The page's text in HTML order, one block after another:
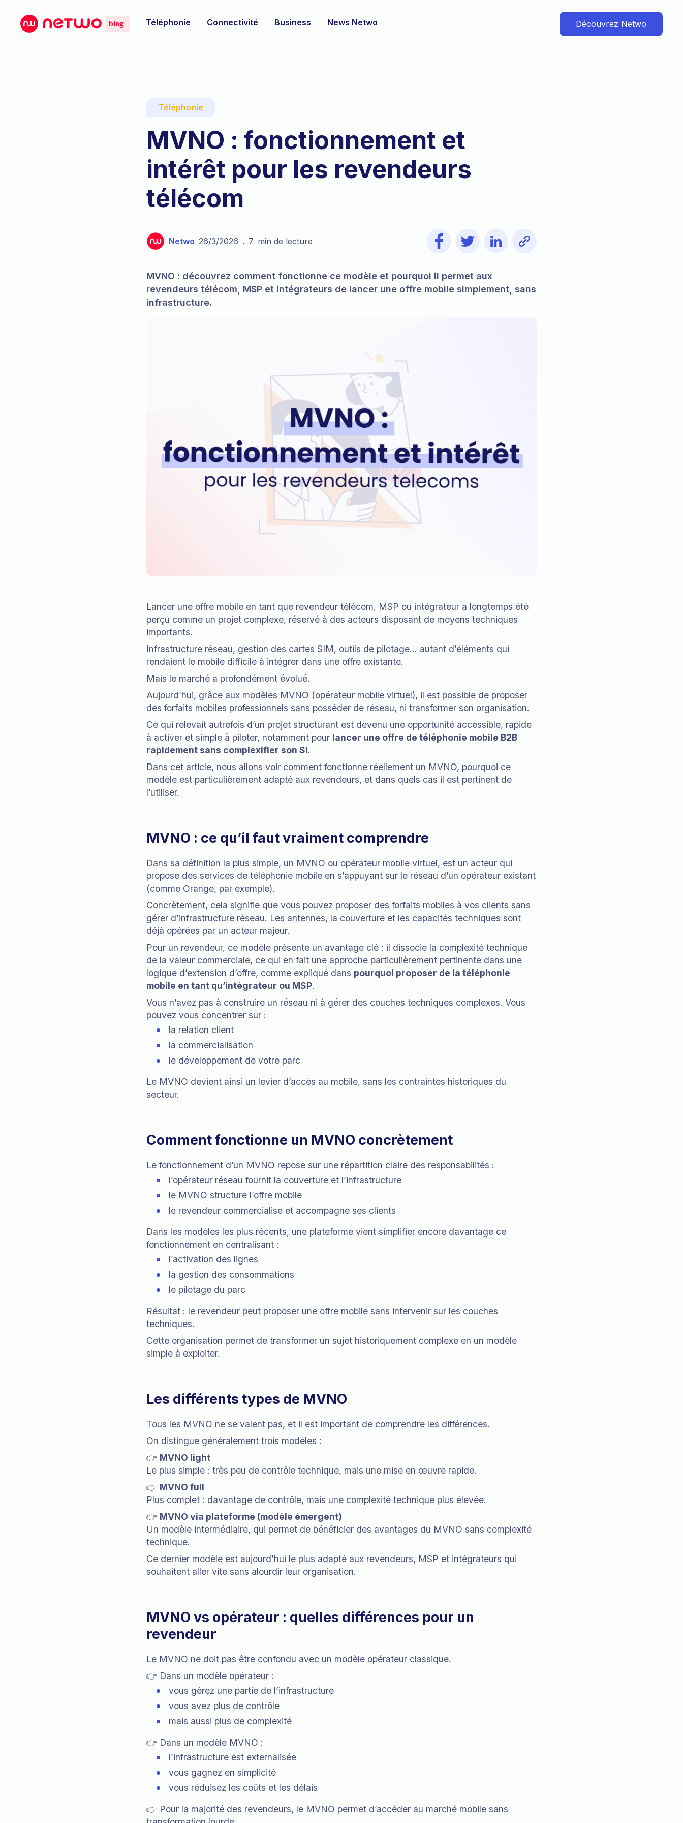
Téléphonie Connectivité Business News Netwo Découvrez Netwo
Téléphonie
MVNO : fonctionnement et
intérêt pour les revendeurs
télécom
Netwo 26/3/2026 . 7 min de lecture
MVNO : découvrez comment fonctionne ce modèle et pourquoi il permet aux
revendeurs télécom, MSP et intégrateurs de lancer une offre mobile simplement, sans
infrastructure.
Lancer une offre mobile en tant que revendeur télécom, MSP ou intégrateur a longtemps été
perçu comme un projet complexe, réservé à des acteurs disposant de moyens techniques
importants.
Infrastructure réseau, gestion des cartes SIM, outils de pilotage… autant d’éléments qui
rendaient le mobile difficile à intégrer dans une offre existante.
Mais le marché a profondément évolué.
Aujourd’hui, grâce aux modèles MVNO (opérateur mobile virtuel), il est possible de proposer
des forfaits mobiles professionnels sans posséder de réseau, ni transformer son organisation.
Ce qui relevait autrefois d’un projet structurant est devenu une opportunité accessible, rapide
à activer et simple à piloter, notamment pour lancer une offre de téléphonie mobile B2B
rapidement sans complexifier son SI.
Dans cet article, nous allons voir comment fonctionne réellement un MVNO, pourquoi ce
modèle est particulièrement adapté aux revendeurs, et dans quels cas il est pertinent de
l’utiliser.
MVNO : ce qu’il faut vraiment comprendre
Dans sa définition la plus simple, un MVNO ou opérateur mobile virtuel, est un acteur qui
propose des services de téléphonie mobile en s’appuyant sur le réseau d’un opérateur existant
(comme Orange, par exemple).
Concrètement, cela signifie que vous pouvez proposer des forfaits mobiles à vos clients sans
gérer d’infrastructure réseau. Les antennes, la couverture et les capacités techniques sont
déjà opérées par un acteur majeur.
Pour un revendeur, ce modèle présente un avantage clé : il dissocie la complexité technique
de la valeur commerciale, ce qui en fait une approche particulièrement pertinente dans une
logique d’extension d’offre, comme expliqué dans pourquoi proposer de la téléphonie
mobile en tant qu’intégrateur ou MSP.
Vous n’avez pas à construire un réseau ni à gérer des couches techniques complexes. Vous
pouvez vous concentrer sur :
la relation client
la commercialisation
le développement de votre parc
Le MVNO devient ainsi un levier d’accès au mobile, sans les contraintes historiques du
secteur.
Comment fonctionne un MVNO concrètement
Le fonctionnement d’un MVNO repose sur une répartition claire des responsabilités :
l’opérateur réseau fournit la couverture et l’infrastructure
le MVNO structure l’offre mobile
le revendeur commercialise et accompagne ses clients
Dans les modèles les plus récents, une plateforme vient simplifier encore davantage ce
fonctionnement en centralisant :
l’activation des lignes
la gestion des consommations
le pilotage du parc
Résultat : le revendeur peut proposer une offre mobile sans intervenir sur les couches
techniques.
Cette organisation permet de transformer un sujet historiquement complexe en un modèle
simple à exploiter.
Les différents types de MVNO
Tous les MVNO ne se valent pas, et il est important de comprendre les différences.
On distingue généralement trois modèles :
👉 MVNO light
Le plus simple : très peu de contrôle technique, mais une mise en œuvre rapide.
👉 MVNO full
Plus complet : davantage de contrôle, mais une complexité technique plus élevée.
👉 MVNO via plateforme (modèle émergent)
Un modèle intermédiaire, qui permet de bénéficier des avantages du MVNO sans complexité
technique.
Ce dernier modèle est aujourd’hui le plus adapté aux revendeurs, MSP et intégrateurs qui
souhaitent aller vite sans alourdir leur organisation.
MVNO vs opérateur : quelles différences pour un
revendeur
Le MVNO ne doit pas être confondu avec un modèle opérateur classique.
👉 Dans un modèle opérateur :
vous gérez une partie de l’infrastructure
vous avez plus de contrôle
mais aussi plus de complexité
👉 Dans un modèle MVNO :
l’infrastructure est externalisée
vous gagnez en simplicité
vous réduisez les coûts et les délais
👉 Pour la majorité des revendeurs, le MVNO permet d’accéder au marché mobile sans